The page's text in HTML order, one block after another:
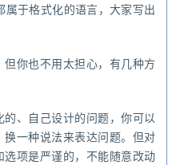
属于格式化的语言，大家写出
你也不用太担心，有几种方
、自己设计的问题，你可以
一种说法来表达问题。但对
项是严谨的，不能随意改动